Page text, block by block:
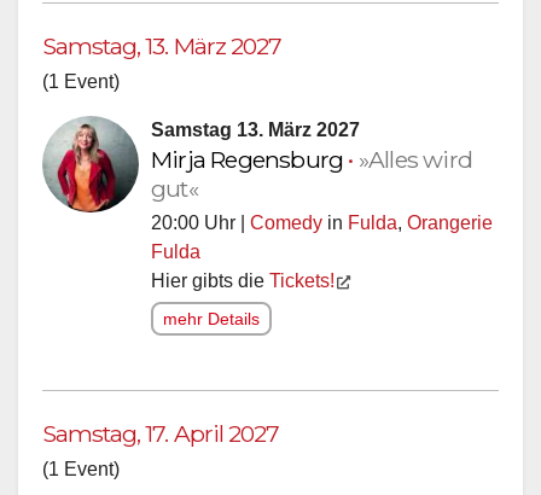
Samstag, 13. März 2027
(1 Event)
Samstag 13. März 2027
Mirja Regensburg • »Alles wird
gut«
20:00 Uhr | Comedy in Fulda, Orangerie
Fulda
Hier gibts die Tickets!
mehr Details
Samstag, 17. April 2027
(1 Event)